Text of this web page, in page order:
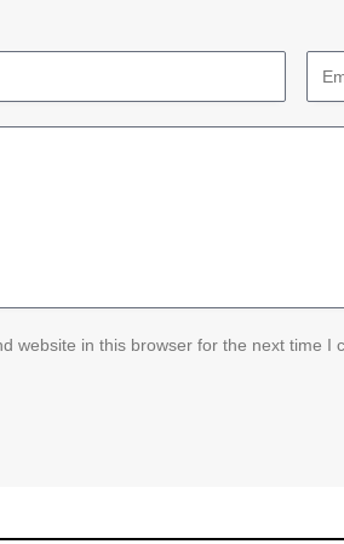
website in this browser for the next time I